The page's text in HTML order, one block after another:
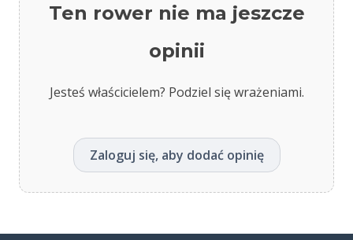
Ten rower nie ma jeszcze
opinii
Jesteś właścicielem? Podziel się wrażeniami.
Zaloguj się, aby dodać opinię